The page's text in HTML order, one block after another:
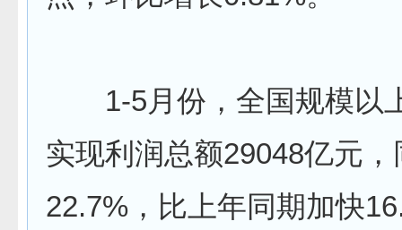
1-5月份，全国规模以
实现利润总额29048亿元
22.7%，比上年同期加快